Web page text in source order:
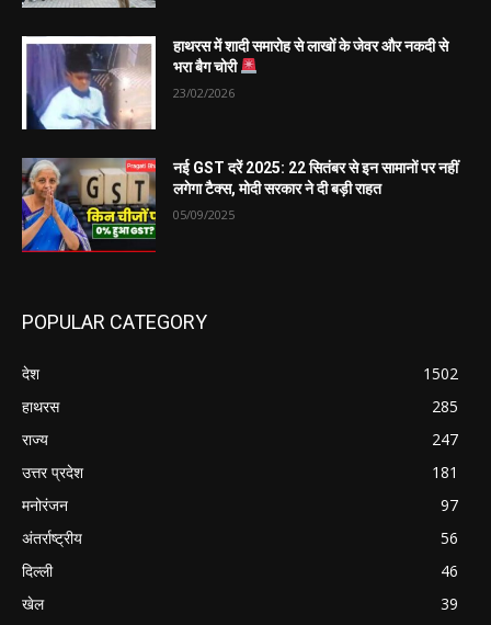
हाथरस में शादी समारोह से लाखों के जेवर और नकदी से
भरा बैग चोरी
23/02/2026
नई GST दरें 2025: 22 सितंबर से इन सामानों पर नहीं
लगेगा टैक्स, मोदी सरकार ने दी बड़ी राहत
05/09/2025
POPULAR CATEGORY
देश
1502
हाथरस
285
राज्य
247
उत्तर प्रदेश
181
मनोरंजन
97
अंतर्राष्ट्रीय
56
दिल्ली
46
खेल
39